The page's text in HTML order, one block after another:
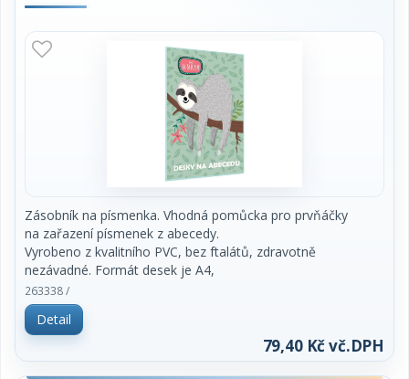
Zásobník na písmenka. Vhodná pomůcka pro prvňáčky
na zařazení písmenek z abecedy.
Vyrobeno z kvalitního PVC, bez ftalátů, zdravotně
nezávadné. Formát desek je A4,
lehce omyvatelný. Rozměr 22 x 31,5 cm.
263338 /
Detail
79,40 Kč vč.DPH